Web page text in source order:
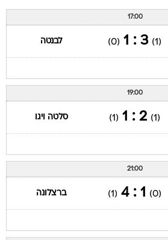
17:00
(1)
3 : 1
(0) לבנטה
19:00
(1)
2 : 1
(1) סלטה ויגו
21:00
(0)
1 : 4
(1) ברצלונה